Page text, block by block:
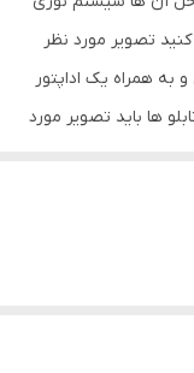
تصویر مورد نظر
به همراه یک اداپتور
ها باید تصویر مورد
صفحه پلکسی را
روشن بمانند. این